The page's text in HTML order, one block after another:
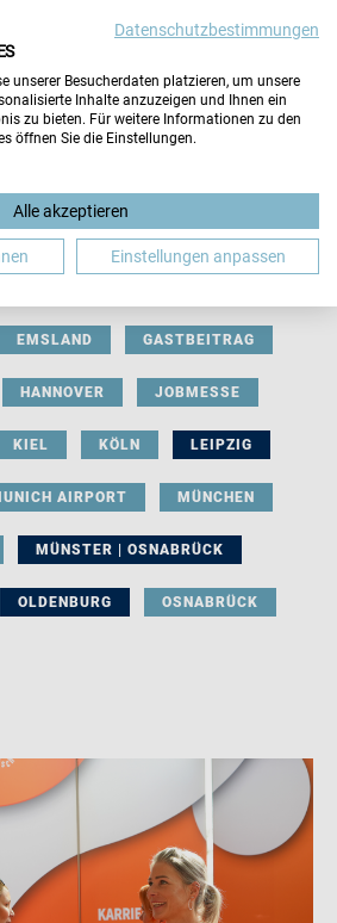
BEWERBUNG
EMSLAND GASTBEITRAG
HANNOVER JOBMESSE
KIEL KÖLN LEIPZIG
AIRPORT MÜNCHEN
MÜNSTER | OSNABRÜCK
OLDENBURG OSNABRÜCK
Datenschutzbestimmungen
unserer Besucherdaten platzieren, um unsere
Inhalte anzuzeigen und Ihnen ein
zu bieten. Für weitere Informationen zu den
öffnen Sie die Einstellungen.
Alle akzeptieren
Einstellungen anpassen